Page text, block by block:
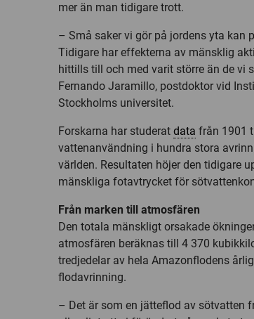
mer än man tidigare trott.
– Små saker vi gör på jordens yta kan
Tidigare har effekterna av mänsklig
hittills till och med varit större än de vi
Fernando Jaramillo, postdoktor vid
Stockholms universitet.
Forskarna har studerat data från 1901
vattenanvändning i hundra stora
världen. Resultaten höjer den tidigare
mänskliga fotavtrycket för
Från marken till atmosfären
Den totala mänskligt orsakade
atmosfären beräknas till 4 370
tredjedelar av hela Amazonflodens
flodavrinning.
– Det är som en jätteflod av sötvatten